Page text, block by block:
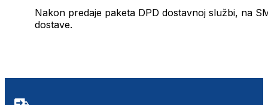
Nakon predaje paketa DPD dostavnoj službi, na
dostave.